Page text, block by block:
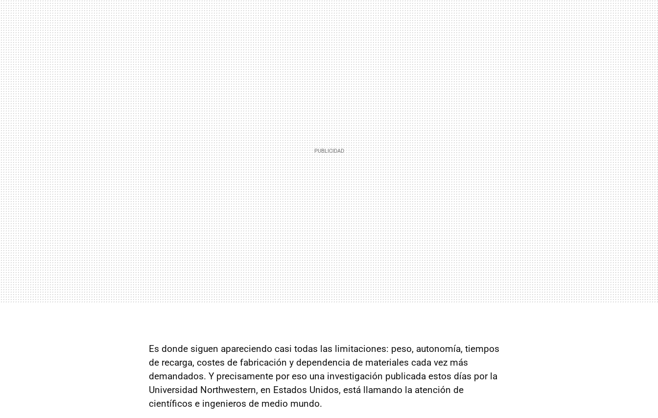
Es donde siguen apareciendo casi todas las limitaciones: peso, autonomía, tiempos
de recarga, costes de fabricación y dependencia de materiales cada vez más
demandados. Y precisamente por eso una investigación publicada estos días por la
Universidad Northwestern, en Estados Unidos, está llamando la atención de
científicos e ingenieros de medio mundo.